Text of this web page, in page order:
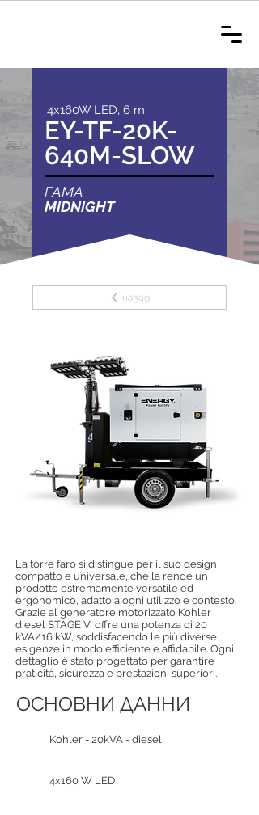
4x160W LED, 6 m
EY-TF-20K-
640M-SLOW
ГАМА
MIDNIGHT
назад
La torre faro si distingue per il suo design
compatto e universale, che la rende un
prodotto estremamente versatile ed
ergonomico, adatto a ogni utilizzo e contesto.
Grazie al generatore motorizzato Kohler
diesel STAGE V, offre una potenza di 20
kVA/16 kW, soddisfacendo le più diverse
esigenze in modo efficiente e affidabile. Ogni
dettaglio è stato progettato per garantire
praticità, sicurezza e prestazioni superiori.
ОСНОВНИ ДАННИ
Kohler - 20kVA - diesel
4x160 W LED